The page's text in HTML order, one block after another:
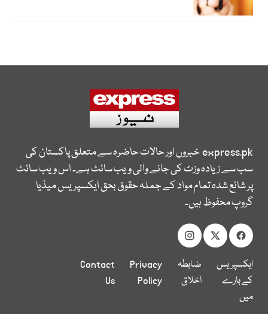
express.pkخبروں اور حالات حاضرہ سے متعلق پاکستان کی
سب سے زیادہ وزٹ کی جانے والی ویب سائٹ ہے۔ اس ویب سائٹ
پر شائع شدہ تمام مواد کے جملہ حقوق بحق ایکسپریس میڈیا
گروپ محفوظ ہیں۔
ایکسپریس
کے بارے
میں
ضابطہ
اخلاق
Privacy
Policy
Contact
Us